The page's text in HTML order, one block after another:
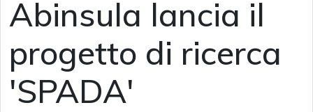
Abinsula lancia il
progetto di ricerca
'SPADA'